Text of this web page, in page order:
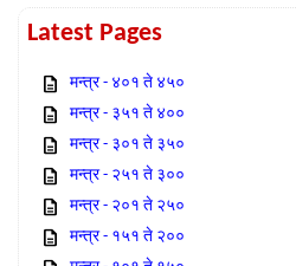
Latest Pages
मन्त्र - ४०१ ते ४५०
मन्त्र - ३५१ ते ४००
मन्त्र - ३०१ ते ३५०
मन्त्र - २५१ ते ३००
मन्त्र - २०१ ते २५०
मन्त्र - १५१ ते २००